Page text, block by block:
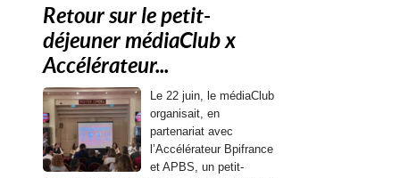
Retour sur le petit-
déjeuner médiaClub x
Accélérateur...
Le 22 juin, le médiaClub
organisait, en
partenariat avec
l’Accélérateur Bpifrance
et APBS, un petit-